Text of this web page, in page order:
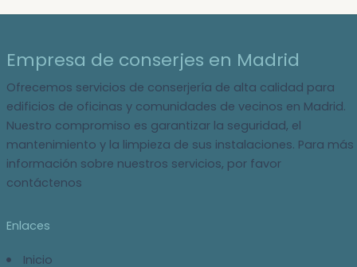
Empresa de conserjes en Madrid
Ofrecemos servicios de conserjería de alta calidad para
edificios de oficinas y comunidades de vecinos en Madrid.
Nuestro compromiso es garantizar la seguridad, el
mantenimiento y la limpieza de sus instalaciones. Para más
información sobre nuestros servicios, por favor
contáctenos
Enlaces
Inicio